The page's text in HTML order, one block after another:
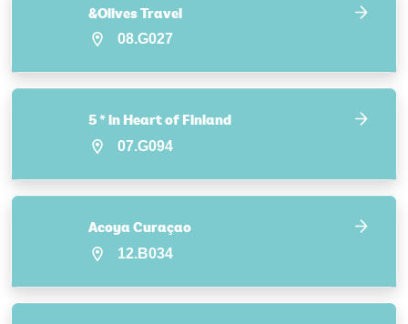
&Olives Travel
08.G027
5 * in Heart of Finland
07.G094
Acoya Curaçao
12.B034